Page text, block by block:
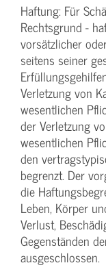
Haftung: Für
Rechtsgrund -
vorsätzlicher
seitens seiner
Verletzung von
wesentlichen
der Verletzung
wesentlichen
den
begrenzt. Der
die
Leben, Körper
Verlust,
Gegenständen
ausgeschlossen.